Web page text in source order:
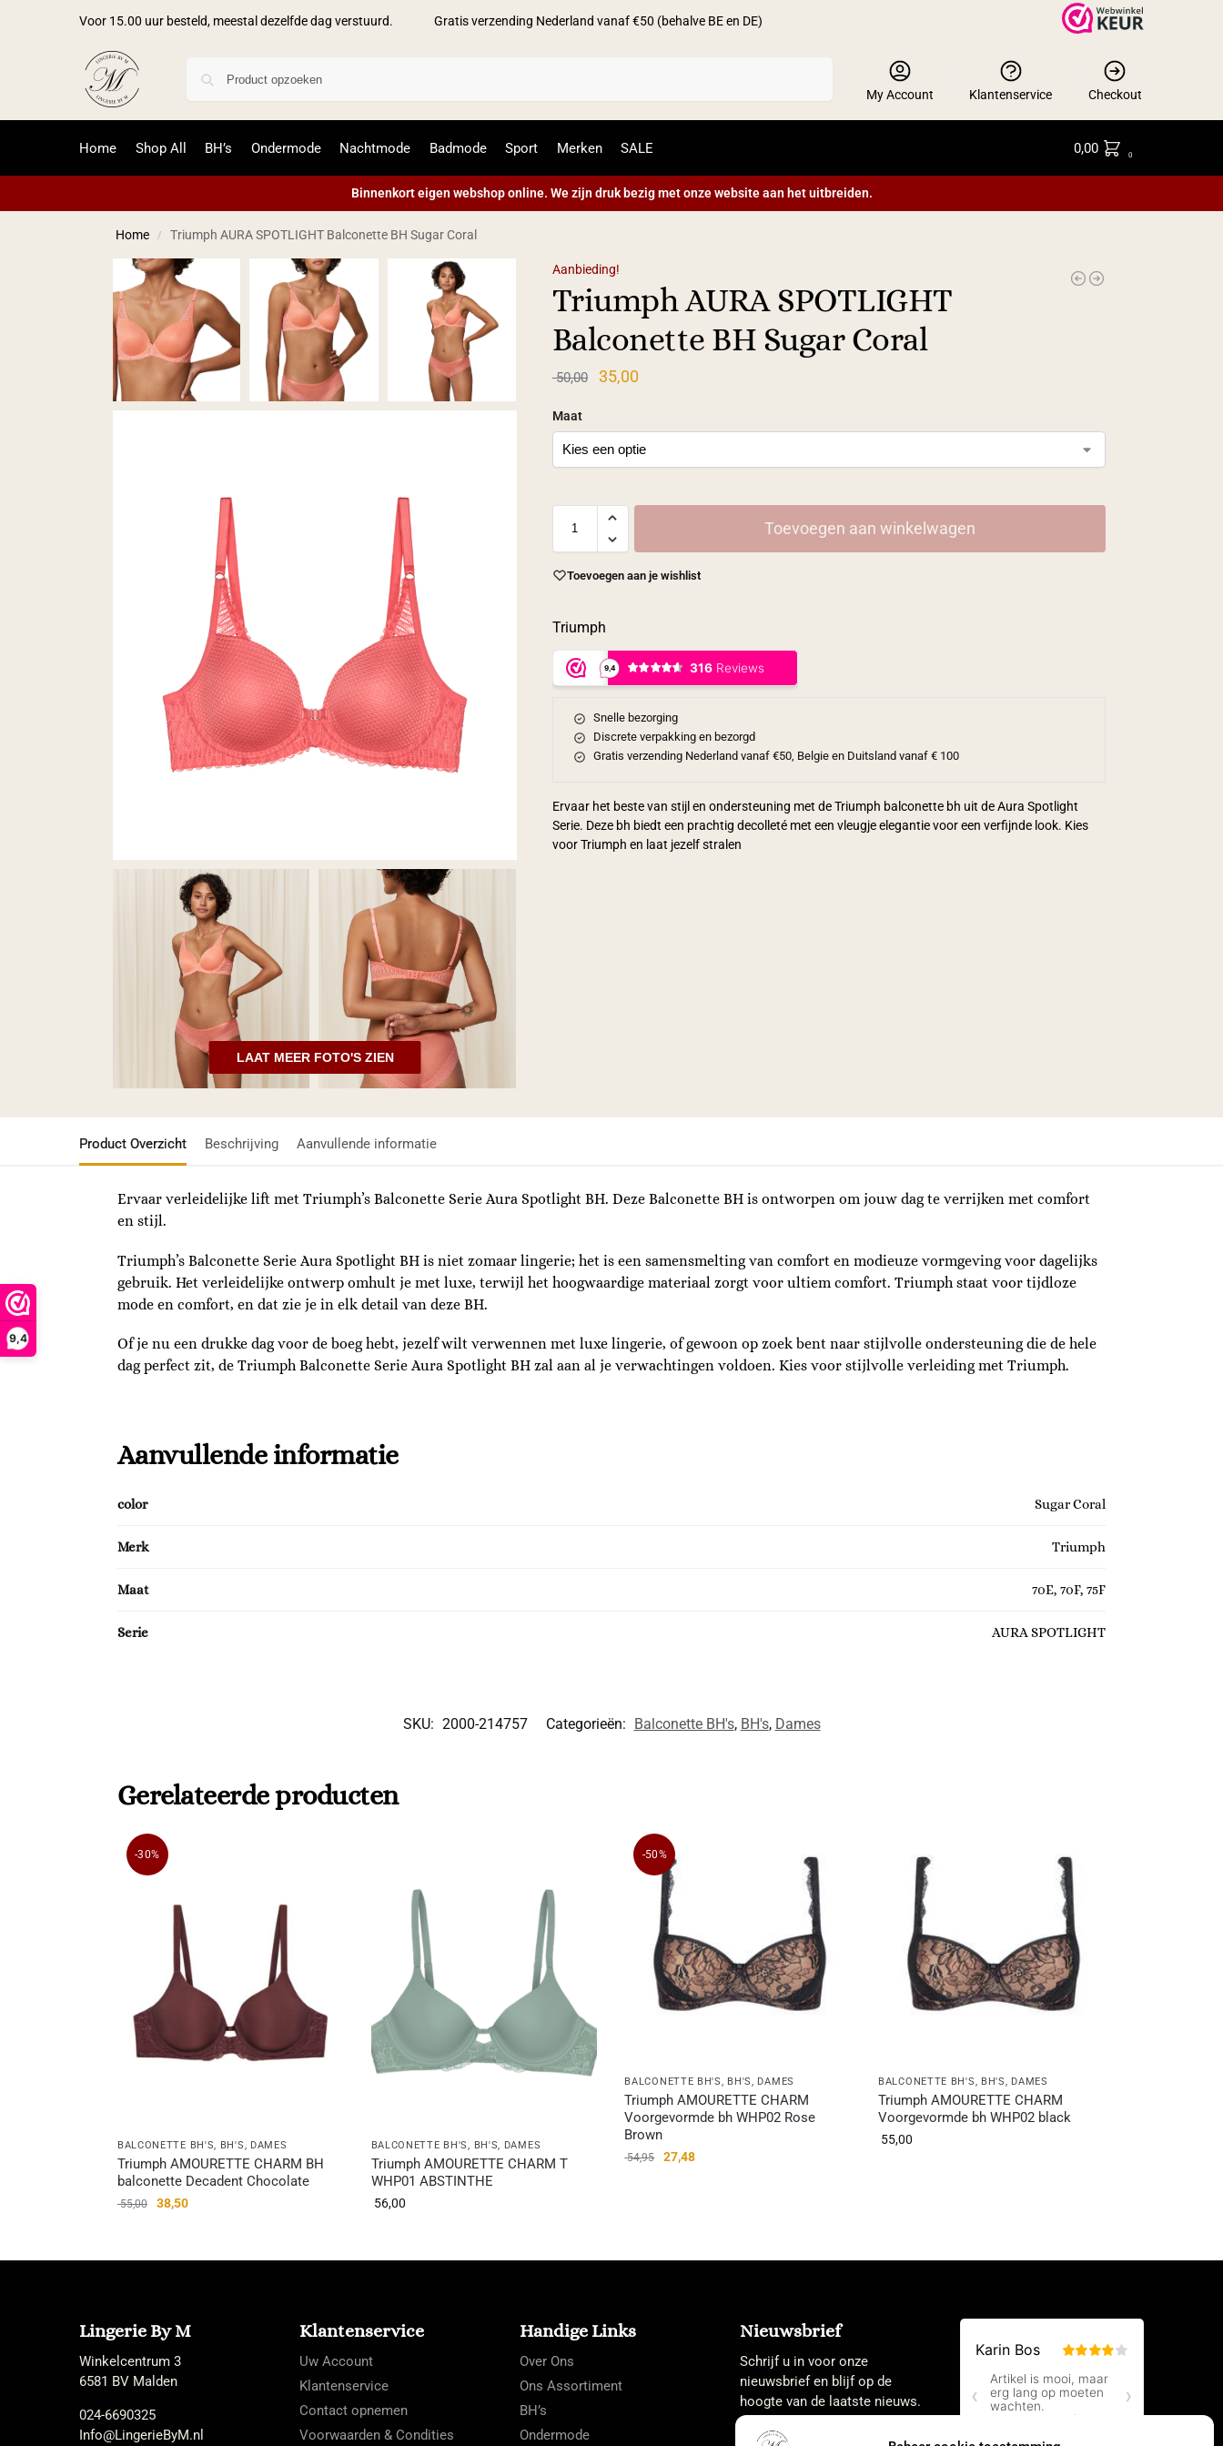
9,4
Voor 15.00 uur besteld, meestal dezelfde dag verstuurd. Gratis verzending Nederland vanaf €50 (behalve BE en DE)
My Account Klantenservice Checkout
Home Shop All BH’s Ondermode Nachtmode Badmode Sport Merken SALE 0,00 0
Binnenkort eigen webshop online. We zijn druk bezig met onze website aan het uitbreiden.
Home / Triumph AURA SPOTLIGHT Balconette BH Sugar Coral
LAAT MEER FOTO'S ZIEN
Aanbieding!
Triumph AURA SPOTLIGHT
Balconette BH Sugar Coral
50,00 35,00
Maat
Toevoegen aan winkelwagen
Toevoegen aan je wishlist
Triumph
Snelle bezorging
Discrete verpakking en bezorgd
Gratis verzending Nederland vanaf €50, Belgie en Duitsland vanaf € 100
Ervaar het beste van stijl en ondersteuning met de Triumph balconette bh uit de Aura Spotlight
Serie. Deze bh biedt een prachtig decolleté met een vleugje elegantie voor een verfijnde look. Kies
voor Triumph en laat jezelf stralen
Product Overzicht Beschrijving Aanvullende informatie
Ervaar verleidelijke lift met Triumph’s Balconette Serie Aura Spotlight BH. Deze Balconette BH is ontworpen om jouw dag te verrijken met comfort
en stijl.
Triumph’s Balconette Serie Aura Spotlight BH is niet zomaar lingerie; het is een samensmelting van comfort en modieuze vormgeving voor dagelijks
gebruik. Het verleidelijke ontwerp omhult je met luxe, terwijl het hoogwaardige materiaal zorgt voor ultiem comfort. Triumph staat voor tijdloze
mode en comfort, en dat zie je in elk detail van deze BH.
Of je nu een drukke dag voor de boeg hebt, jezelf wilt verwennen met luxe lingerie, of gewoon op zoek bent naar stijlvolle ondersteuning die de hele
dag perfect zit, de Triumph Balconette Serie Aura Spotlight BH zal aan al je verwachtingen voldoen. Kies voor stijlvolle verleiding met Triumph.
Aanvullende informatie
color Sugar Coral
Merk Triumph
Maat 70E, 70F, 75F
Serie AURA SPOTLIGHT
SKU: 2000-214757 Categorieën: Balconette BH's, BH's, Dames
Gerelateerde producten
-30%
BALCONETTE BH'S, BH'S, DAMES
Triumph AMOURETTE CHARM BH
balconette Decadent Chocolate
55,00 38,50
BALCONETTE BH'S, BH'S, DAMES
Triumph AMOURETTE CHARM T
WHP01 ABSTINTHE
56,00
-50%
BALCONETTE BH'S, BH'S, DAMES
Triumph AMOURETTE CHARM
Voorgevormde bh WHP02 Rose
Brown
54,95 27,48
BALCONETTE BH'S, BH'S, DAMES
Triumph AMOURETTE CHARM
Voorgevormde bh WHP02 black
55,00
Lingerie By M
Winkelcentrum 3
6581 BV Malden
024-6690325
Info@LingerieByM.nl
Klantenservice
Uw Account
Klantenservice
Contact opnemen
Voorwaarden & Condities
Handige Links
Over Ons
Ons Assortiment
BH’s
Ondermode
Nieuwsbrief
Schrijf u in voor onze
nieuwsbrief en blijf op de
hoogte van de laatste nieuws.